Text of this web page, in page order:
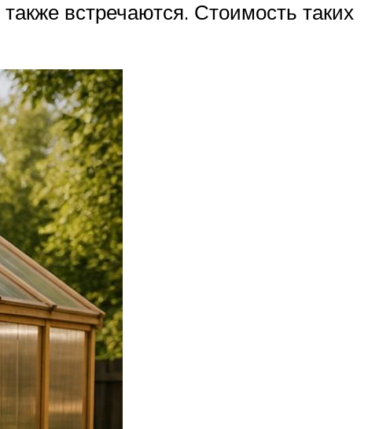
встречаются. Стоимость таких